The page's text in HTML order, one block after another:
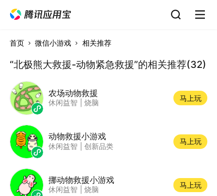
首页 微信小游戏 相关推荐
“北极熊大救援-动物紧急救援”的相关推荐(32)
农场动物救援
休闲益智 烧脑
马上玩
动物救援小游戏
休闲益智 创新品类
马上玩
挪动物救援小游戏
休闲益智 烧脑
马上玩